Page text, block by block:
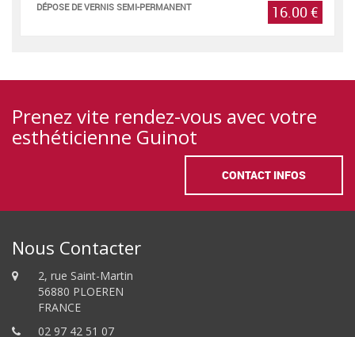
16.00 €
DÉPOSE DE VERNIS SEMI-PERMANENT
Prenez vite rendez-vous avec votre
esthéticienne Guinot
CONTACT INFOS
Nous Contacter
2, rue Saint-Martin
56880 PLOEREN
FRANCE
02 97 42 51 07